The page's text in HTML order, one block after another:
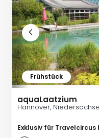
Frühstück
aquaLaatzium
Hannover,
Exklusiv für Travelcircus